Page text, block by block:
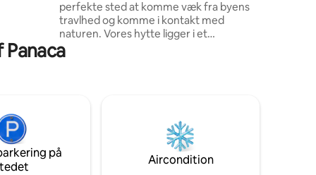
perfekte sted at komme væk fra byens
travlhed og komme i kontakt med
naturen. Vores hytte ligger i et
familievenligt område og tilbyder: -
Værelse med queensize seng,
med varmt vand og katamaran-net. - 20
minutter fra byens centrum og 5
minutter fra restauranter,
supermarkeder osv.
på
Aircondition